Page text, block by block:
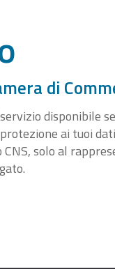
di
disponibile
ai tuoi
CNS, solo al